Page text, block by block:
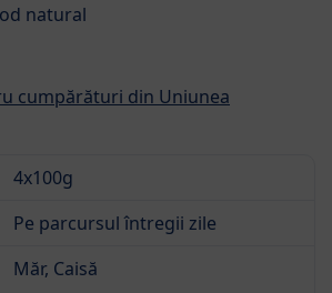
natural
cumpărături din Uniunea
4x100g
Pe parcursul întregii zile
Măr, Caisă